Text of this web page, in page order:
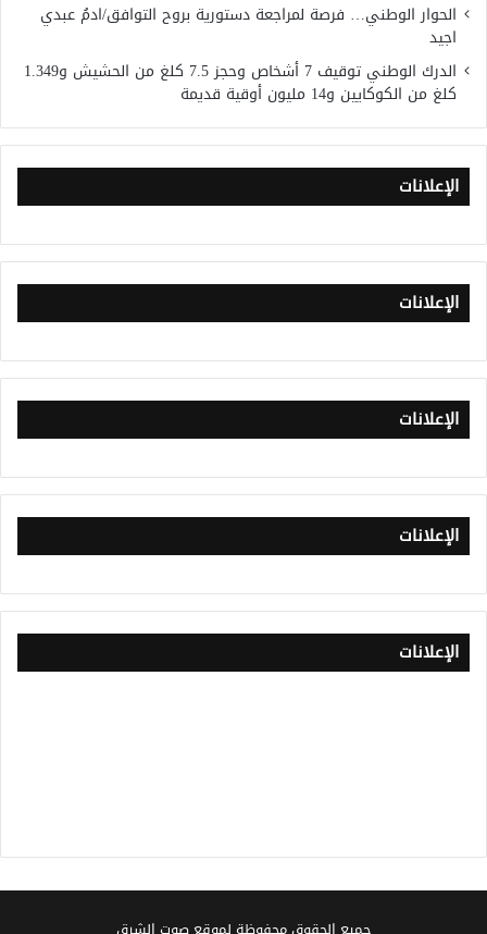
الحوار الوطني… فرصة لمراجعة دستورية بروح التوافق/ادمُ عبدي
اجيد
الدرك الوطني توقيف 7 أشخاص وحجز 7.5 كلغ من الحشيش و1.349
كلغ من الكوكايين و14 مليون أوقية قديمة
الإعلانات
الإعلانات
الإعلانات
الإعلانات
الإعلانات